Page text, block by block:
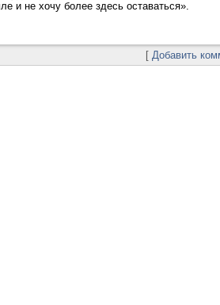
и не хочу более здесь оставаться».
[ Добавить